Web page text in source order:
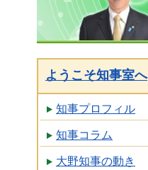
ようこそ知事室へ
知事プロフィル
知事コラム
大野知事の動き